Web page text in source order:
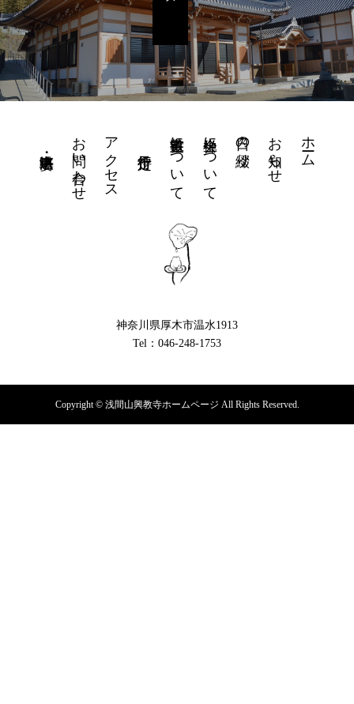
ホーム
お知らせ
日々の綴り
坐禅会について
書道教室について
アクセス
お問い合わせ
神奈川県厚木市温水1913
Tel：046-248-1753
Copyright © 浅間山興教寺ホームページ All Rights Reserved.